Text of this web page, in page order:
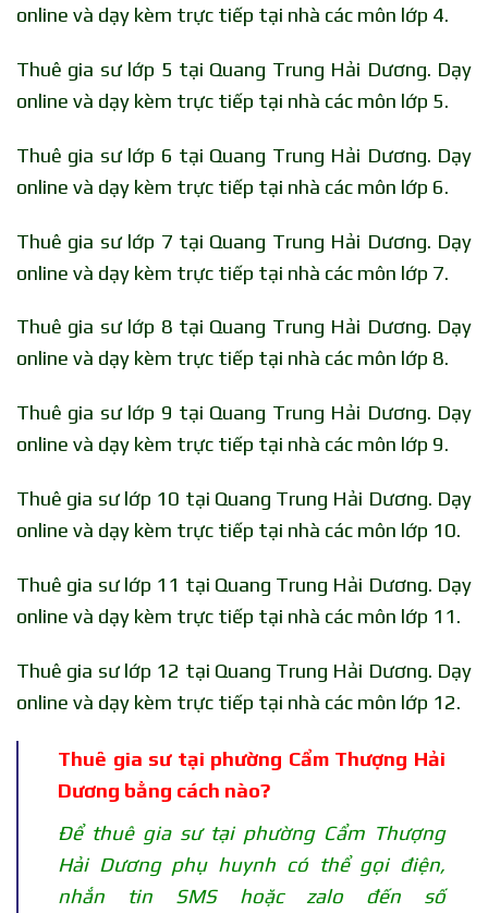
online và dạy kèm trực tiếp tại nhà các môn lớp 4.
Thuê gia sư lớp 5 tại Quang Trung Hải Dương. Dạy
online và dạy kèm trực tiếp tại nhà các môn lớp 5.
Thuê gia sư lớp 6 tại Quang Trung Hải Dương. Dạy
online và dạy kèm trực tiếp tại nhà các môn lớp 6.
Thuê gia sư lớp 7 tại Quang Trung Hải Dương. Dạy
online và dạy kèm trực tiếp tại nhà các môn lớp 7.
Thuê gia sư lớp 8 tại Quang Trung Hải Dương. Dạy
online và dạy kèm trực tiếp tại nhà các môn lớp 8.
Thuê gia sư lớp 9 tại Quang Trung Hải Dương. Dạy
online và dạy kèm trực tiếp tại nhà các môn lớp 9.
Thuê gia sư lớp 10 tại Quang Trung Hải Dương. Dạy
online và dạy kèm trực tiếp tại nhà các môn lớp 10.
Thuê gia sư lớp 11 tại Quang Trung Hải Dương. Dạy
online và dạy kèm trực tiếp tại nhà các môn lớp 11.
Thuê gia sư lớp 12 tại Quang Trung Hải Dương. Dạy
online và dạy kèm trực tiếp tại nhà các môn lớp 12.
Thuê gia sư tại phường Cẩm Thượng Hải
Dương bằng cách nào?
Để thuê gia sư tại phường Cẩm Thượng
Hải Dương phụ huynh có thể gọi điện,
nhắn tin SMS hoặc zalo đến số